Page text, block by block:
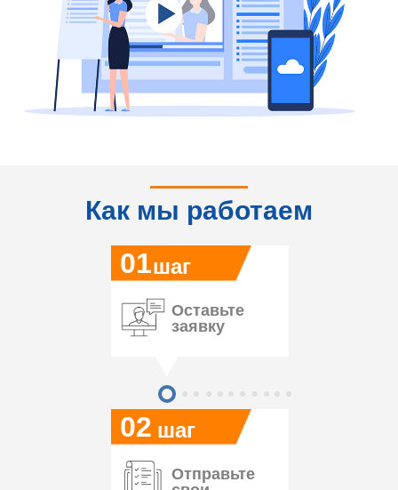
Как мы работаем
02
01
Оставьте
заявку
шаг
шаг
Отправьте